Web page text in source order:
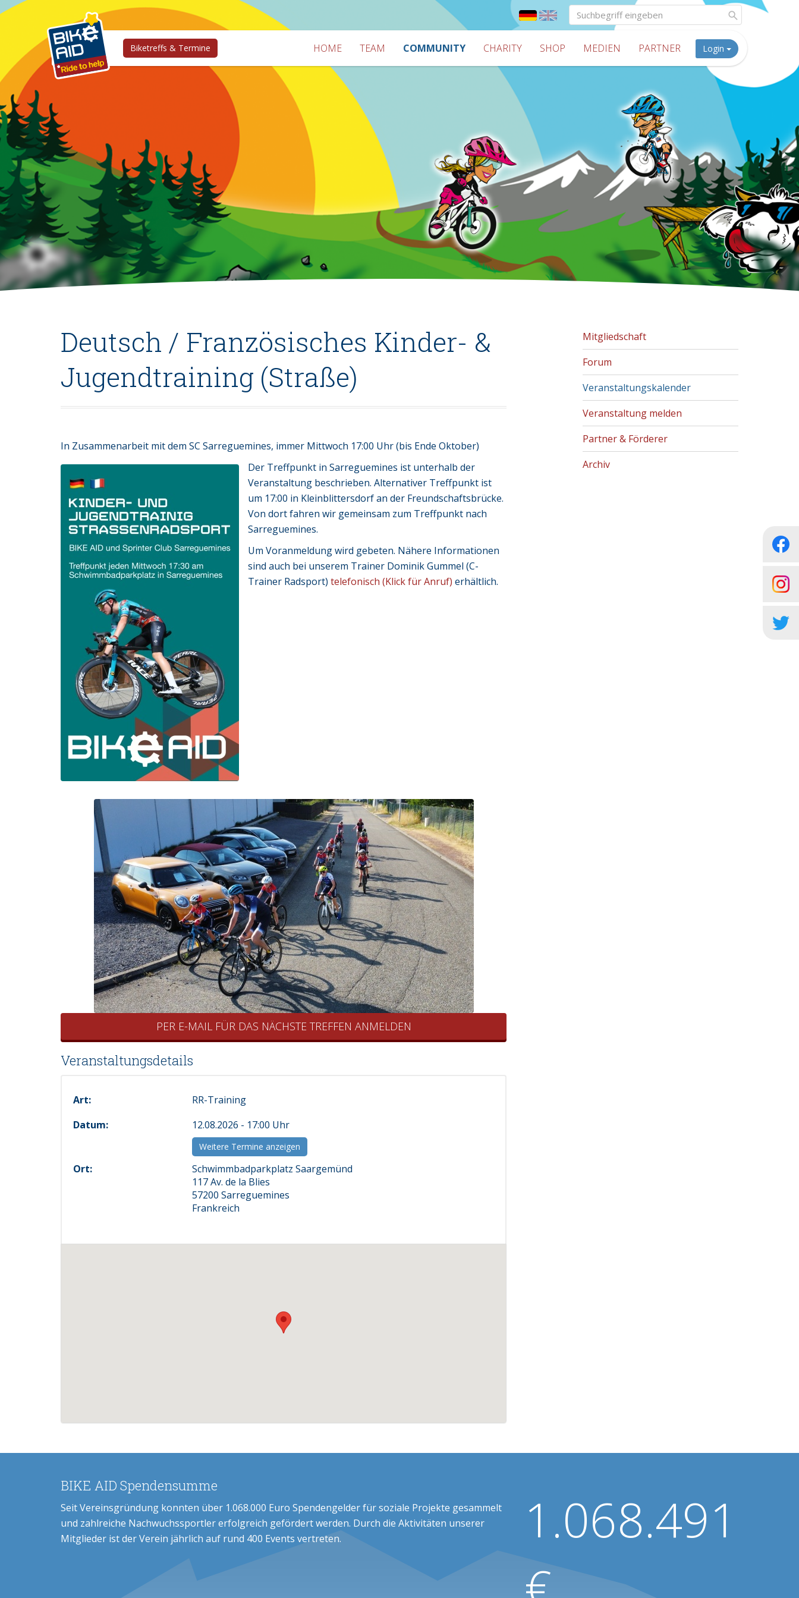
Biketreffs & Termine HOME TEAM COMMUNITY CHARITY SHOP MEDIEN PARTNER Login
Deutsch / Französisches Kinder- &
Jugendtraining (Straße)
In Zusammenarbeit mit dem SC Sarreguemines, immer Mittwoch 17:00 Uhr (bis Ende Oktober)
Der Treffpunkt in Sarreguemines ist unterhalb der
Veranstaltung beschrieben. Alternativer Treffpunkt ist
um 17:00 in Kleinblittersdorf an der Freundschaftsbrücke.
Von dort fahren wir gemeinsam zum Treffpunkt nach
Sarreguemines.
Um Voranmeldung wird gebeten. Nähere Informationen
sind auch bei unserem Trainer Dominik Gummel (C-
Trainer Radsport) telefonisch (Klick für Anruf) erhältlich.
PER E-MAIL FÜR DAS NÄCHSTE TREFFEN ANMELDEN
Veranstaltungsdetails
Art:
RR-Training
Datum:
12.08.2026 - 17:00 Uhr
Weitere Termine anzeigen
Ort:
Schwimmbadparkplatz Saargemünd
117 Av. de la Blies
57200 Sarreguemines
Frankreich
Mitgliedschaft
Forum
Veranstaltungskalender
Veranstaltung melden
Partner & Förderer
Archiv
BIKE AID Spendensumme
Seit Vereinsgründung konnten über 1.068.000 Euro Spendengelder für soziale Projekte gesammelt
und zahlreiche Nachwuchssportler erfolgreich gefördert werden. Durch die Aktivitäten unserer
Mitglieder ist der Verein jährlich auf rund 400 Events vertreten.
1.068.491